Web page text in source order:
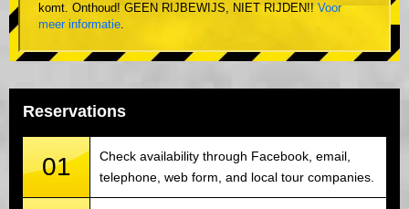
komt. Onthoud! GEEN RIJBEWIJS, NIET RIJDEN!! Voor
meer informatie.
Reservations
01
Check availability through Facebook, email,
telephone, web form, and local tour companies.